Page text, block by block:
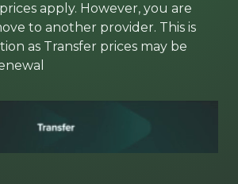
apply. However, you are
to another provider. This is
as Transfer prices may be